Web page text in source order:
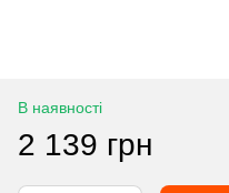
В наявності
2 139 грн